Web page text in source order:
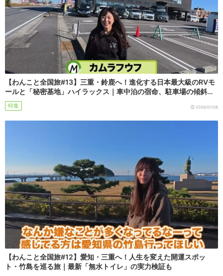
【わんこと全国旅#13】三重・鈴鹿へ！進化する日本最大級のRVモ
ールと「秘密基地」ハイラックス｜車中泊の宿命、駐車場の傾斜…
特集 2026/01/08
【わんこと全国旅#12】愛知・三重へ！人生を変えた開運スポッ
ト・竹島を巡る旅｜最新「無水トイレ」の実力検証も